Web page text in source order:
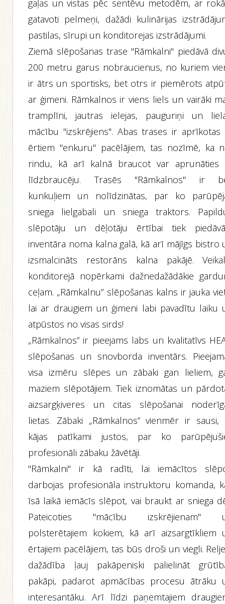
gaļas un vistas pēc sentēvu metodēm, ar
gatavoti pelmeņi, dažādi kulinārijas
pastilas, sīrupi un konditorejas izstrādājumi.
Ziemā slēpošanas trase "Rāmkalni" piedāvā
200 metru garus nobraucienus, no kuriem
ir ātrs un sportisks, bet otrs ir piemērots
ar ģimeni. Rāmkalnos ir viens liels un vairāki
tramplīni, jautras ielejas, pauguriņi un
mācību "izskrējiens". Abas trases ir aprīkotas
ērtiem "enkuru" pacēlājiem, tas nozīmē, ka
rindu, kā arī kalnā braucot var aprunāties
līdzbraucēju. Trasēs "Rāmkalnos" ir
kunkuļiem un nolīdzinātas, par ko
sniega lielgabali un sniega traktors.
slēpotāju un dēļotāju ērtībai tiek
inventāra noma kalna galā, kā arī mājīgs bistro
izsmalcināts restorāns kalna pakājē.
konditorejā nopērkami dažnedažādākie
ceļam. „Rāmkalnu” slēpošanas kalns ir jauka
lai ar draugiem un ģimeni labi pavadītu laiku
atpūstos no visas sirds!
„Rāmkalnos” ir pieejams labs un kvalitatīvs
slēpošanas un snovborda inventārs.
visa izmēru slēpes un zābaki gan lieliem,
maziem slēpotājiem. Tiek iznomātas un
aizsargķiveres un citas slēpošanai
lietas. Zābaki „Rāmkalnos” vienmēr ir sausi,
kājas patīkami justos, par ko
profesionāli zābaku žāvētāji.
"Rāmkalni" ir kā radīti, lai iemācītos
darbojas profesionāla instruktoru komanda,
īsā laikā iemācīs slēpot, vai braukt ar sniega
Pateicoties "mācību izskrējienam"
polsterētajiem kokiem, kā arī aizsargtīkliem
ērtajiem pacēlājiem, tas būs droši un viegli.
dažādība ļauj pakāpeniski palielināt
pakāpi, padarot apmācības procesu ātrāku
interesantāku. Arī līdzi paņemtajiem